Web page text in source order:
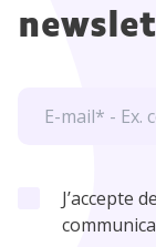
J’accepte